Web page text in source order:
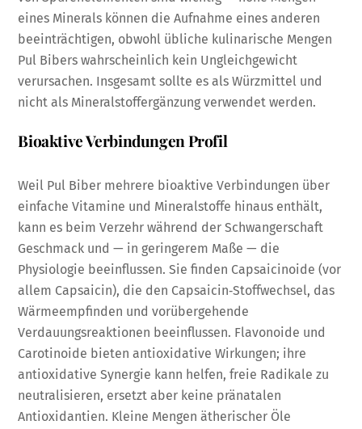
eines Minerals können die Aufnahme eines anderen
beeinträchtigen, obwohl übliche kulinarische Mengen
Pul Bibers wahrscheinlich kein Ungleichgewicht
verursachen. Insgesamt sollte es als Würzmittel und
nicht als Mineralstoffergänzung verwendet werden.
Bioaktive Verbindungen Profil
Weil Pul Biber mehrere bioaktive Verbindungen über
einfache Vitamine und Mineralstoffe hinaus enthält,
kann es beim Verzehr während der Schwangerschaft
Geschmack und — in geringerem Maße — die
Physiologie beeinflussen. Sie finden Capsaicinoide (vor
allem Capsaicin), die den Capsaicin‑Stoffwechsel, das
Wärmeempfinden und vorübergehende
Verdauungsreaktionen beeinflussen. Flavonoide und
Carotinoide bieten antioxidative Wirkungen; ihre
antioxidative Synergie kann helfen, freie Radikale zu
neutralisieren, ersetzt aber keine pränatalen
Antioxidantien. Kleine Mengen ätherischer Öle